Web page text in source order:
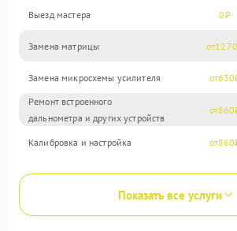
Выезд мастера 0
Замена матрицы 1270
Замена микросхемы усилителя 630
Ремонт встроенного
дальнометра и других устройств
860
Калибровка и настройка 860
Показать все услуги